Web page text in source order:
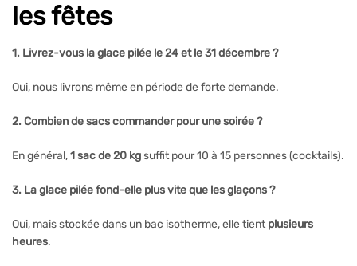
les fêtes
1. Livrez-vous la glace pilée le 24 et le 31 décembre ?
Oui, nous livrons même en période de forte demande.
2. Combien de sacs commander pour une soirée ?
En général,1 sac de 20 kgsuffit pour 10 à 15 personnes (cocktails).
3. La glace pilée fond-elle plus vite que les glaçons ?
Oui, mais stockée dans un bac isotherme, elle tientplusieurs
heures.